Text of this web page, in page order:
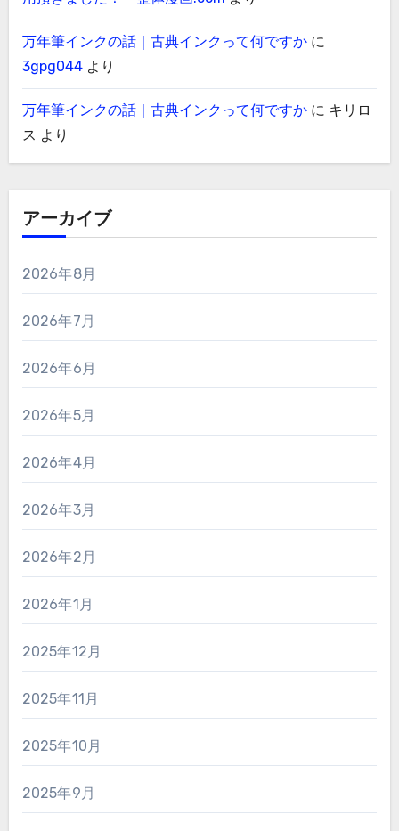
万年筆インクの話｜古典インクって何ですかに
3gpg044より
万年筆インクの話｜古典インクって何ですかに キリロ
ス より
アーカイブ
2026年8月
2026年7月
2026年6月
2026年5月
2026年4月
2026年3月
2026年2月
2026年1月
2025年12月
2025年11月
2025年10月
2025年9月